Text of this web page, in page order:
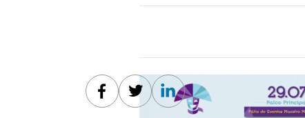
Facebook
TwitterLinkedin